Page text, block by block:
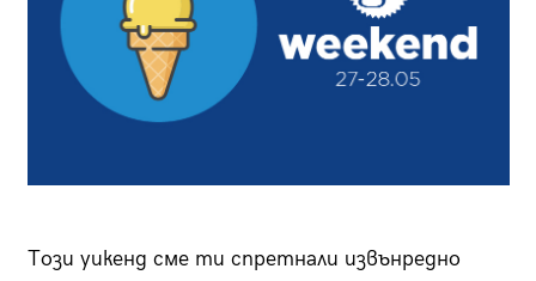
Този уикенд сме ти спретнали извънредно